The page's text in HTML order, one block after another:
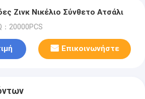
Ζινκ Νικέλιο Σύνθετο Ατσάλι
：20000PCS
Επικοινωνήστε